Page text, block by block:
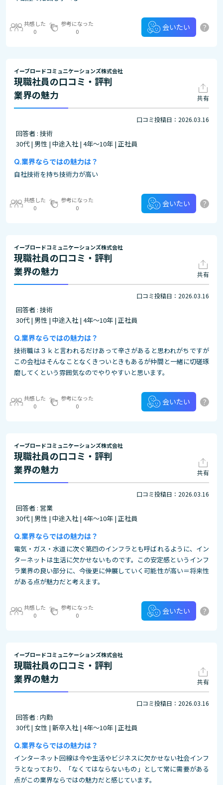
共感した
0
参考になった
0
会いたい ?
イーブロードコミュニケーションズ株式会社
現職社員の口コミ・評判
業界の魅力
共有
口コミ投稿日：2026.03.16
回答者 : 技術
30代 | 男性 | 中途入社 | 4年～10年 | 正社員
業界ならではの魅力は？
自社技術を持ち技術力が高い
共感した
0
参考になった
0
会いたい ?
イーブロードコミュニケーションズ株式会社
現職社員の口コミ・評判
業界の魅力
共有
口コミ投稿日：2026.03.16
回答者 : 技術
30代 | 男性 | 中途入社 | 4年～10年 | 正社員
業界ならではの魅力は？
技術職は３ｋと言われるだけあって辛さがあると思われがちですが
この会社はそんなことなくきついときもあるが仲間と一緒に切磋琢
磨してくという雰囲気なのでやりやすいと思います。
共感した
0
参考になった
0
会いたい ?
イーブロードコミュニケーションズ株式会社
現職社員の口コミ・評判
業界の魅力
共有
口コミ投稿日：2026.03.16
回答者 : 営業
30代 | 男性 | 中途入社 | 4年～10年 | 正社員
業界ならではの魅力は？
電気・ガス・水道に次ぐ第四のインフラとも呼ばれるように、イン
ターネットは生活に欠かせないものです。この安定感というインフ
ラ業界の良い部分に、今後更に伸展していく可能性が高い＝将来性
がある点が魅力だと考えます。
共感した
0
参考になった
0
会いたい ?
イーブロードコミュニケーションズ株式会社
現職社員の口コミ・評判
業界の魅力
共有
口コミ投稿日：2026.03.16
回答者 : 内勤
30代 | 女性 | 新卒入社 | 4年～10年 | 正社員
業界ならではの魅力は？
インターネット回線は今や生活やビジネスに欠かせない社会インフ
ラとなっており、「なくてはならないもの」として常に需要がある
点がこの業界ならではの魅力だと感じています。